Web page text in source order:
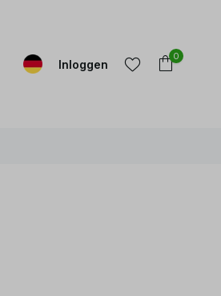
Inloggen
0